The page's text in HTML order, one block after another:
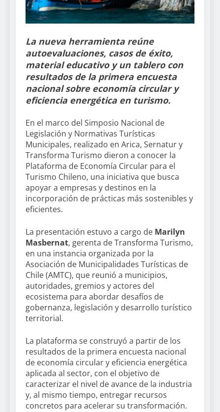
La nueva herramienta reúne
autoevaluaciones, casos de éxito,
material educativo y un tablero con
resultados de la primera encuesta
nacional sobre economía circular y
eficiencia energética en turismo.
En el marco del Simposio Nacional de
Legislación y Normativas Turísticas
Municipales, realizado en Arica, Sernatur y
Transforma Turismo dieron a conocer la
Plataforma de Economía Circular para el
Turismo Chileno, una iniciativa que busca
apoyar a empresas y destinos en la
incorporación de prácticas más sostenibles y
eficientes.
La presentación estuvo a cargo de Marilyn
Masbernat, gerenta de Transforma Turismo,
en una instancia organizada por la
Asociación de Municipalidades Turísticas de
Chile (AMTC), que reunió a municipios,
autoridades, gremios y actores del
ecosistema para abordar desafíos de
gobernanza, legislación y desarrollo turístico
territorial.
La plataforma se construyó a partir de los
resultados de la primera encuesta nacional
de economía circular y eficiencia energética
aplicada al sector, con el objetivo de
caracterizar el nivel de avance de la industria
y, al mismo tiempo, entregar recursos
concretos para acelerar su transformación.